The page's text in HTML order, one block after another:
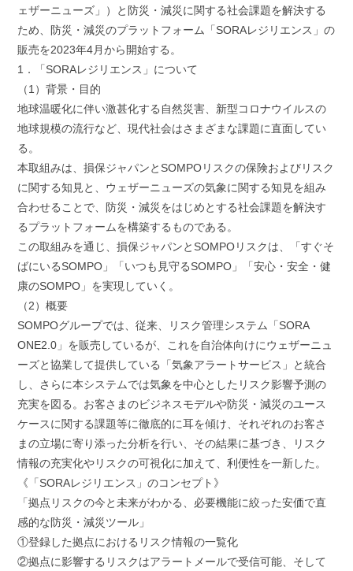
o
o
e
r
ェザーニューズ」）と防災・減災に関する社会課題を解決する
ため、防災・減災のプラットフォーム「SORAレジリエンス」の
販売を2023年4月から開始する。
1．「SORAレジリエンス」について
（1）背景・目的
地球温暖化に伴い激甚化する自然災害、新型コロナウイルスの
地球規模の流行など、現代社会はさまざまな課題に直面してい
る。
本取組みは、損保ジャパンとSOMPOリスクの保険およびリスク
に関する知見と、ウェザーニューズの気象に関する知見を組み
合わせることで、防災・減災をはじめとする社会課題を解決す
るプラットフォームを構築するものである。
この取組みを通じ、損保ジャパンとSOMPOリスクは、「すぐそ
ばにいるSOMPO」「いつも見守るSOMPO」「安心・安全・健
康のSOMPO」を実現していく。
（2）概要
SOMPOグループでは、従来、リスク管理システム「SORA
ONE2.0」を販売しているが、これを自治体向けにウェザーニュ
ーズと協業して提供している「気象アラートサービス」と統合
し、さらに本システムでは気象を中心としたリスク影響予測の
充実を図る。お客さまのビジネスモデルや防災・減災のユース
ケースに関する課題等に徹底的に耳を傾け、それぞれのお客さ
まの立場に寄り添った分析を行い、その結果に基づき、リスク
情報の充実化やリスクの可視化に加えて、利便性を一新した。
《「SORAレジリエンス」のコンセプト》
「拠点リスクの今と未来がわかる、必要機能に絞った安価で直
感的な防災・減災ツール」
①登録した拠点におけるリスク情報の一覧化
②拠点に影響するリスクはアラートメールで受信可能、そして